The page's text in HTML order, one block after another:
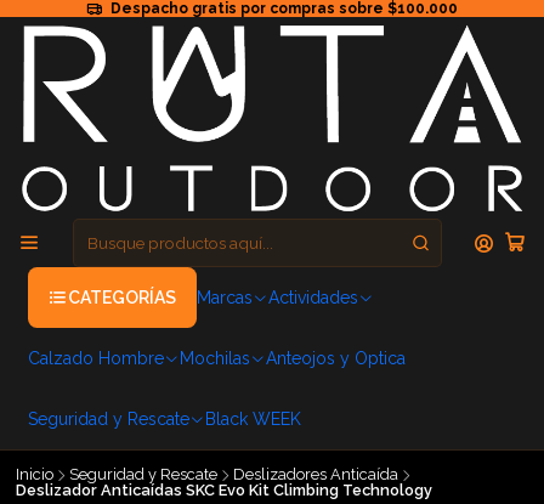
Despacho gratis por compras sobre $100.000
CATEGORÍAS Marcas Actividades
Calzado Hombre Mochilas Anteojos y Optica
Seguridad y Rescate Black WEEK
Inicio Seguridad y Rescate
Deslizadores Anticaída
Deslizador Anticaídas SKC Evo Kit Climbing Technology